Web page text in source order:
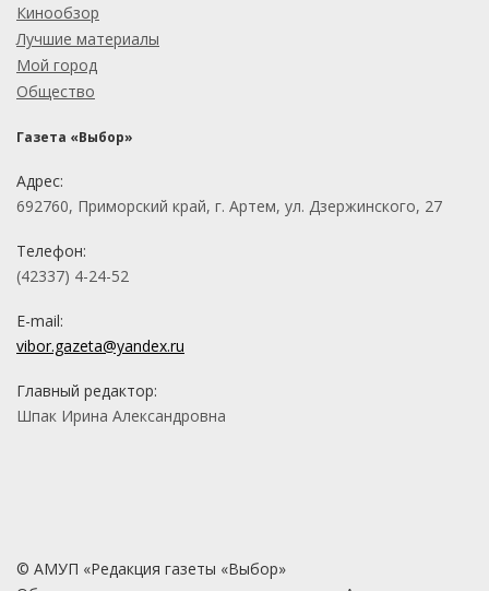
Кинообзор
Лучшие материалы
Мой город
Общество
Газета «Выбор»
Адрес:
692760, Приморский край, г. Артем, ул. Дзержинского, 27
Телефон:
(42337) 4-24-52
E-mail:
vibor.gazeta@yandex.ru
Главный редактор:
Шпак Ирина Александровна
© АМУП «Редакция газеты «Выбор»